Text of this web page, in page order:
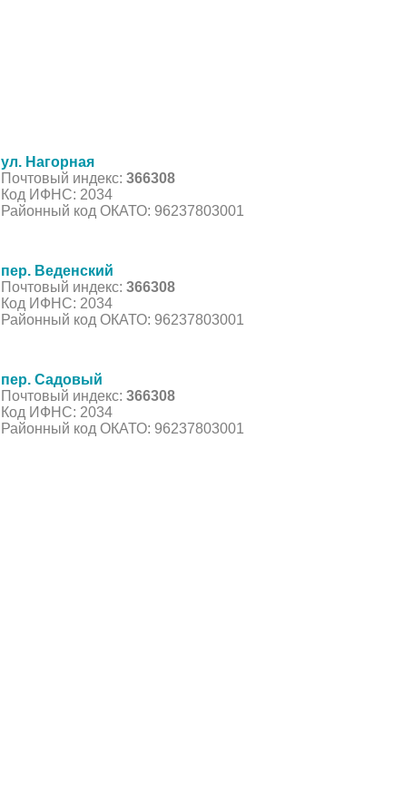
ул. Нагорная
Почтовый индекс: 366308
Код ИФНС: 2034
Районный код ОКАТО: 96237803001
пер. Веденский
Почтовый индекс: 366308
Код ИФНС: 2034
Районный код ОКАТО: 96237803001
пер. Садовый
Почтовый индекс: 366308
Код ИФНС: 2034
Районный код ОКАТО: 96237803001